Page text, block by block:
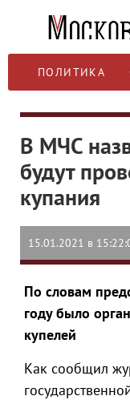
ПОЛИТИКА
В МЧС
будут
купания
15.01.2021 в
По словам
году было
купелей
Как сообщил